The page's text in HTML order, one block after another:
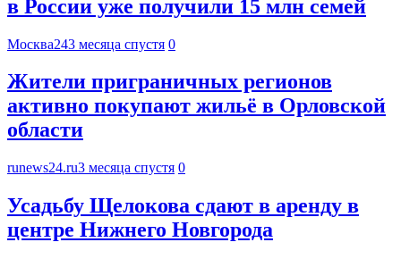
в России уже получили 15 млн семей
Москва243 месяца спустя 0
Жители приграничных регионов
активно покупают жильё в Орловской
области
runews24.ru3 месяца спустя 0
Усадьбу Щелокова сдают в аренду в
центре Нижнего Новгорода